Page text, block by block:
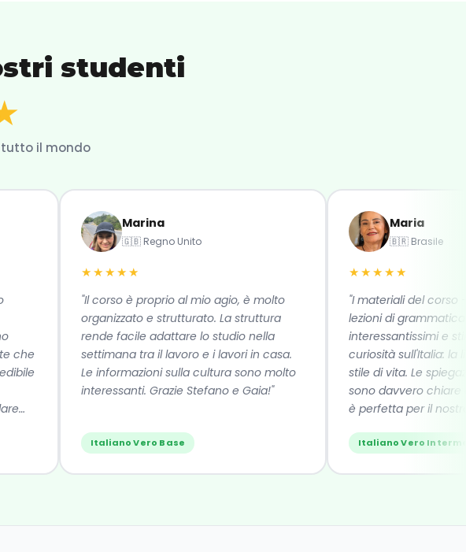
studenti
il mondo
Marina
🇬🇧 Regno Unito
★★★★★
"Il corso è proprio al mio agio, è molto
organizzato e strutturato. La struttura
rende facile adattare lo studio nella
settimana tra il lavoro e i lavori in casa.
Le informazioni sulla cultura sono molto
interessanti. Grazie Stefano e Gaia!"
Italiano Vero Base
Maria
🇧🇷 Brasile
★★★★★
"I materiali del corso —
lezioni di grammatica —
interessantissimi e
curiosità sull'Italia: la
stile di vita. Le
sono davvero chiare e la
è perfetta per il nostro
Italiano Vero Intermedio